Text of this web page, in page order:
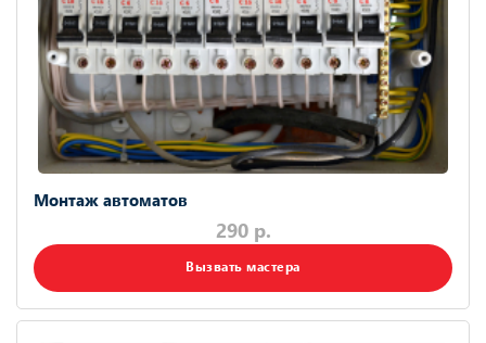
Монтаж автоматов
290 р.
Вызвать мастера